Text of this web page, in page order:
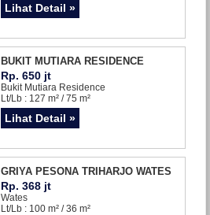
Lihat Detail »
BUKIT MUTIARA RESIDENCE
Rp. 650 jt
Bukit Mutiara Residence
Lt/Lb : 127 m² / 75 m²
Lihat Detail »
GRIYA PESONA TRIHARJO WATES
Rp. 368 jt
Wates
Lt/Lb : 100 m² / 36 m²